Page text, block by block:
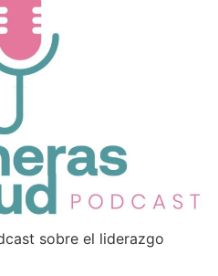
sobre el liderazgo